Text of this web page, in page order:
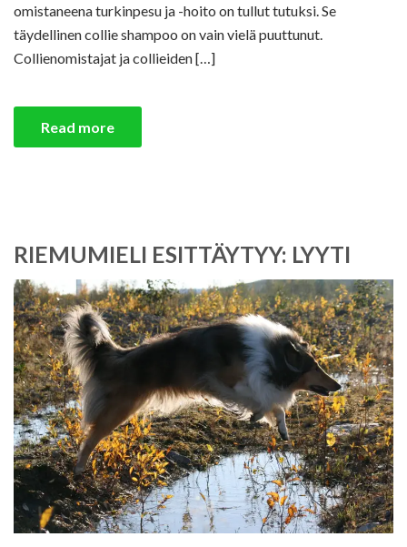
omistaneena turkinpesu ja -hoito on tullut tutuksi. Se
täydellinen collie shampoo on vain vielä puuttunut.
Collienomistajat ja collieiden […]
Read more
RIEMUMIELI ESITTÄYTYY: LYYTI